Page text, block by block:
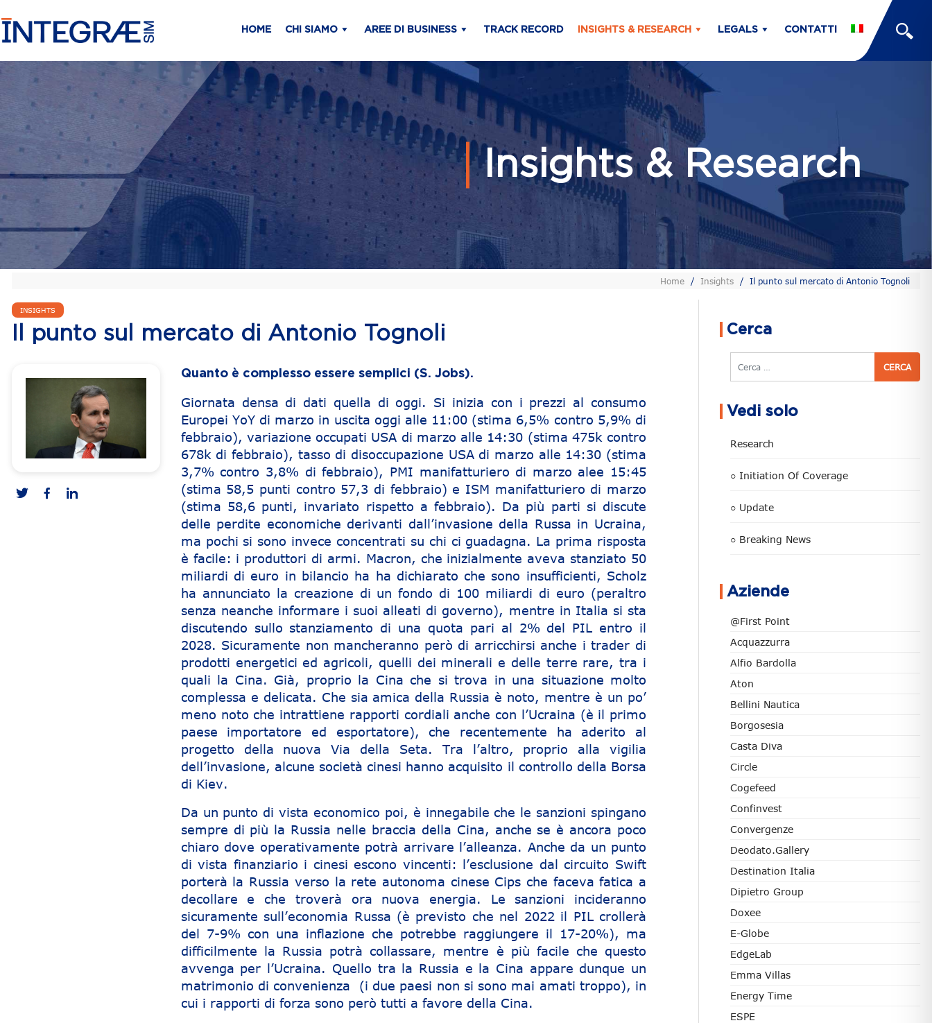
HOME CHI SIAMO AREE DI BUSINESS TRACK RECORD INSIGHTS & RESEARCH LEGALS CONTATTI
Insights & Research
Home / Insights / Il punto sul mercato di Antonio Tognoli
INSIGHTS
Il punto sul mercato di Antonio Tognoli
Quanto è complesso essere semplici (S. Jobs).
Giornata densa di dati quella di oggi. Si inizia con i prezzi al consumo
Europei YoY di marzo in uscita oggi alle 11:00 (stima 6,5% contro 5,9% di
febbraio), variazione occupati USA di marzo alle 14:30 (stima 475k contro
678k di febbraio), tasso di disoccupazione USA di marzo alle 14:30 (stima
3,7% contro 3,8% di febbraio), PMI manifatturiero di marzo alee 15:45
(stima 58,5 punti contro 57,3 di febbraio) e ISM manifatturiero di marzo
(stima 58,6 punti, invariato rispetto a febbraio). Da più parti si discute
delle perdite economiche derivanti dall’invasione della Russa in Ucraina,
ma pochi si sono invece concentrati su chi ci guadagna. La prima risposta
è facile: i produttori di armi. Macron, che inizialmente aveva stanziato 50
miliardi di euro in bilancio ha ha dichiarato che sono insufficienti, Scholz
ha annunciato la creazione di un fondo di 100 miliardi di euro (peraltro
senza neanche informare i suoi alleati di governo), mentre in Italia si sta
discutendo sullo stanziamento di una quota pari al 2% del PIL entro il
2028. Sicuramente non mancheranno però di arricchirsi anche i trader di
prodotti energetici ed agricoli, quelli dei minerali e delle terre rare, tra i
quali la Cina. Già, proprio la Cina che si trova in una situazione molto
complessa e delicata. Che sia amica della Russia è noto, mentre è un po’
meno noto che intrattiene rapporti cordiali anche con l’Ucraina (è il primo
paese importatore ed esportatore), che recentemente ha aderito al
progetto della nuova Via della Seta. Tra l’altro, proprio alla vigilia
dell’invasione, alcune società cinesi hanno acquisito il controllo della Borsa
di Kiev.
Da un punto di vista economico poi, è innegabile che le sanzioni spingano
sempre di più la Russia nelle braccia della Cina, anche se è ancora poco
chiaro dove operativamente potrà arrivare l’alleanza. Anche da un punto
di vista finanziario i cinesi escono vincenti: l’esclusione dal circuito Swift
porterà la Russia verso la rete autonoma cinese Cips che faceva fatica a
decollare e che troverà ora nuova energia. Le sanzioni incideranno
sicuramente sull’economia Russa (è previsto che nel 2022 il PIL crollerà
del 7-9% con una inflazione che potrebbe raggiungere il 17-20%), ma
difficilmente la Russia potrà collassare, mentre è più facile che questo
avvenga per l’Ucraina. Quello tra la Russia e la Cina appare dunque un
matrimonio di convenienza (i due paesi non si sono mai amati troppo), in
cui i rapporti di forza sono però tutti a favore della Cina.
Cerca
Cerca
Vedi solo
Research
○ Initiation Of Coverage
○ Update
○ Breaking News
Aziende
@First Point
Acquazzurra
Alfio Bardolla
Aton
Bellini Nautica
Borgosesia
Casta Diva
Circle
Cogefeed
Confinvest
Convergenze
Deodato.Gallery
Destination Italia
Dipietro Group
Doxee
E-Globe
EdgeLab
Emma Villas
Energy Time
ESPE